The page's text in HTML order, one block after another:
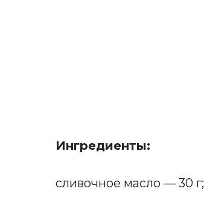
Ингредиенты:
сливочное масло — 30 г;